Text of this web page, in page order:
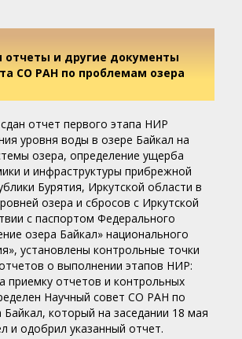
отчеты и другие документы
СО РАН по проблемам озера
отчет первого этапа НИР
уровня воды в озере Байкал на
озера, определение ущерба
и инфраструктуры прибрежной
Бурятия, Иркутской области в
озера и сбросов с Иркутской
с паспортом Федерального
озера Байкал» национального
установлены контрольные точки
о выполнении этапов НИР:
приемку отчетов и контрольных
Научный совет СО РАН по
который на заседании 18 мая
и одобрил указанный отчет.